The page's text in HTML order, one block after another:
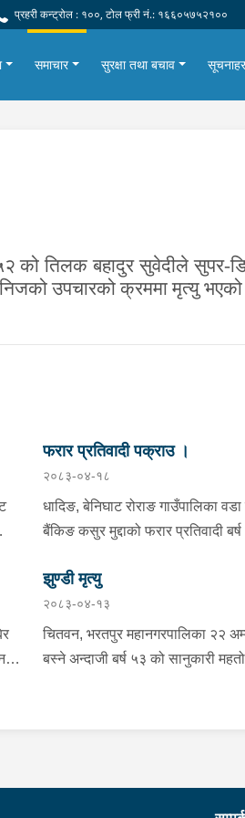
प्रहरी कन्ट्रोल : १००, टोल फ्री नं.: १६६०५७५२१००
समाचार सुरक्षा तथा बचाव
को तिलक बहादुर सुवेदीले सुपर-
उपचारको क्रममा मृत्यु
फरार प्रतिवादी पक्राउ ।
२०८३-०४-१८
धादिङ, बेनिघाट रोराङ गाउँपालिका
बैंकिङ कसुर मुद्दाको फरार प्रतिवादी
झुण्डी मृत्यु
२०८३-०४-१३
चितवन, भरतपुर महानगरपालिका २२
बस्ने अन्दाजी बर्ष ५३ को सानुकारी